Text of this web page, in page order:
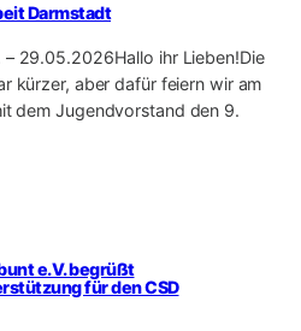
Darmstadt
29.05.2026Hallo ihr Lieben!Die
kürzer, aber dafür feiern wir am
dem Jugendvorstand den 9.
e.V. begrüßt
für den CSD